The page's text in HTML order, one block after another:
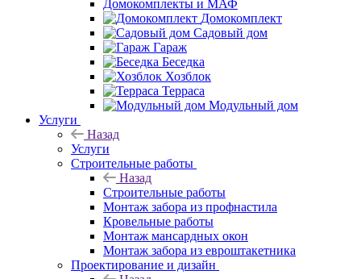
Домокомплекты и МАФ
Домокомплект
Садовый дом
Гараж
Беседка
Хозблок
Терраса
Модульный дом
Услуги
Назад
Услуги
Строительные работы
Назад
Строительные работы
Монтаж забора из профнастила
Кровельные работы
Монтаж мансардных окон
Монтаж забора из евроштакетника
Проектирование и дизайн